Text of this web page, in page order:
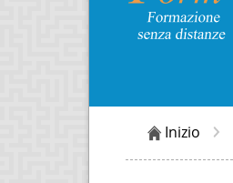
Inizio